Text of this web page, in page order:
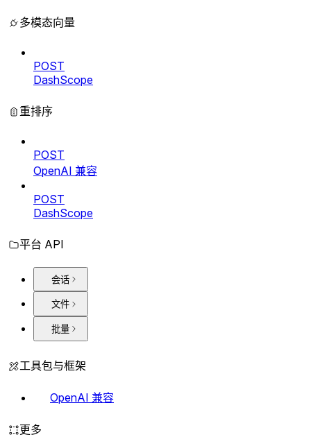
多模态向量
POST
DashScope
重排序
POST
OpenAI 兼容
POST
DashScope
平台 API
会话
文件
批量
工具包与框架
OpenAI 兼容
更多